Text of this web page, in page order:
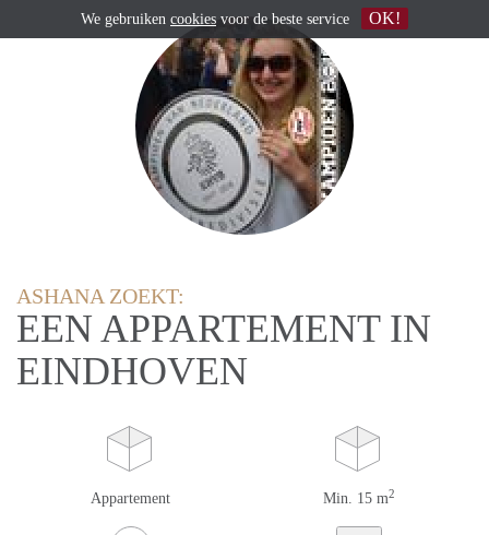
ASHANA ZOEKT:
EEN APPARTEMENT IN
EINDHOVEN
Appartement Min. 15 m2
We gebruiken cookies voor de beste service OK!